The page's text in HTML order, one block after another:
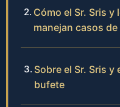
Cómo el Sr. Sris
manejan casos
Sobre el Sr. Sris
bufete